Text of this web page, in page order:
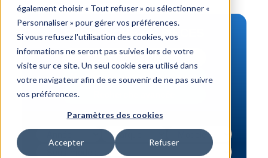
également choisir « Tout refuser » ou sélectionner «
Personnaliser » pour gérer vos préférences.
Si vous refusez l'utilisation des cookies, vos
informations ne seront pas suivies lors de votre
visite sur ce site. Un seul cookie sera utilisé dans
votre navigateur afin de se souvenir de ne pas suivre
vos préférences.
Paramètres des cookies
Accepter Refuser
RECHERCHE DE PIÈCES
Véhicule | NIV
Numéro de pièce | interchange